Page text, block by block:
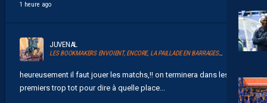
1 heure ago
JUVENAL
LES BOOKMAKERS ENVOIENT, ENCORE, LA PAILLADE EN BARRAGES D’ACCESSION À LA LIGUE 1
heureusement il faut jouer les matchs,!! on terminera dans les 10
premiers trop tot pour dire à quelle place...